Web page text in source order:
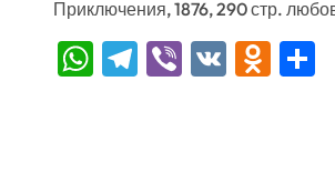
Приключения, 1876, 290 стр.
WhatsApp
Telegram
Viber
VK